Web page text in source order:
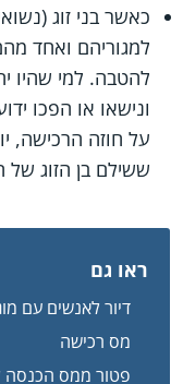
כאשר בני זוג
למגוריהם ואחד
להטבה. למי שהיו
ששילם בן הזוג של
ראו גם
דיור לאנשים עם
מס רכישה
פטור ממס הכנסה